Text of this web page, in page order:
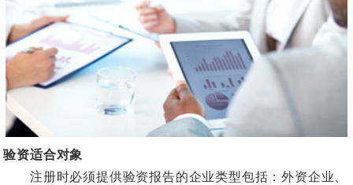
验资适合对象
注册时必须提供验资报告的企业类型包括：外资企业、